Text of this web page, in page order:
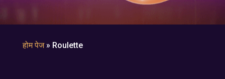
होम पेज» Roulette